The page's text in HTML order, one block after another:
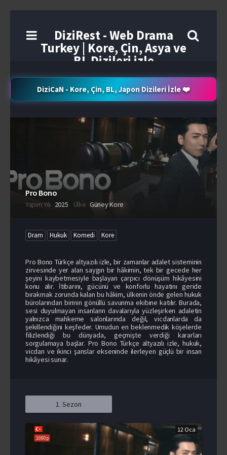
DiziRest - Web Drama
Turkey | Kore, Çin, Asya ve
BL Dizileri izle
DiziCaN - Kore, Çin, BL, Japon Dizileri İzle ❤️
Pro Bono
Yapım Yılı 2025 Ülke Güney Kore
Dram Hukuk Komedi Kore
Pro Bono Türkçe altyazılı izle, bir zamanlar adalet sisteminin
zirvesinde yer alan saygın bir hâkimin, tek bir gecede her
şeyini kaybetmesiyle başlayan çarpıcı dönüşüm hikâyesini
konu alır. İtibarını, gücünü ve konforlu hayatını geride
bırakmak zorunda kalan bu hâkim, ülkenin önde gelen hukuk
bürolarından birinin gönüllü savunma ekibine katılır. Burada,
sesi duyulmayan insanların davalarıyla yüzleşirken adaletin
yalnızca mahkeme salonlarında değil, vicdanlarda da
şekillendiğini keşfeder. Umudun en beklenmedik köşelerde
filizlendiği bu dünyada, geçmişte verdiği kararları
sorgulamaya başlar. Pro Bono Türkçe altyazılı izle, hukuk,
vicdan ve ikinci şanslar ekseninde ilerleyen güçlü bir insan
hikâyesi sunar.
1. Sezon
1080p
12 Oca